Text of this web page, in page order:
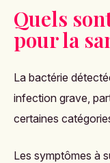
Quels
pour la
La bactérie
infection grave,
certaines
Les symptômes à